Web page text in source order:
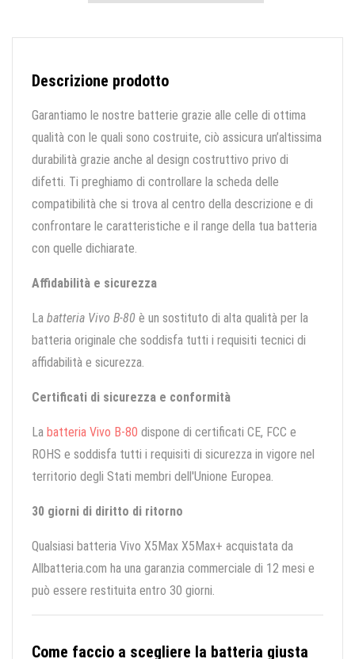
Descrizione prodotto
Garantiamo le nostre batterie grazie alle celle di ottima
qualità con le quali sono costruite, ciò assicura un’altissima
durabilità grazie anche al design costruttivo privo di
difetti. Ti preghiamo di controllare la scheda delle
compatibilità che si trova al centro della descrizione e di
confrontare le caratteristiche e il range della tua batteria
con quelle dichiarate.
Affidabilità e sicurezza
La batteria Vivo B-80 è un sostituto di alta qualità per la
batteria originale che soddisfa tutti i requisiti tecnici di
affidabilità e sicurezza.
Certificati di sicurezza e conformità
La batteria Vivo B-80 dispone di certificati CE, FCC e
ROHS e soddisfa tutti i requisiti di sicurezza in vigore nel
territorio degli Stati membri dell'Unione Europea.
30 giorni di diritto di ritorno
Qualsiasi batteria Vivo X5Max X5Max+ acquistata da
Allbatteria.com ha una garanzia commerciale di 12 mesi e
può essere restituita entro 30 giorni.
Come faccio a scegliere la batteria giusta